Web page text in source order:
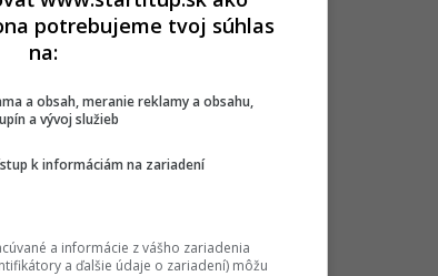
potrebujeme tvoj súhlas
na:
a obsah, meranie reklamy a obsahu,
a vývoj služieb
k informáciám na zariadení
a informácie z vášho zariadenia
a ďalšie údaje o zariadení) môžu